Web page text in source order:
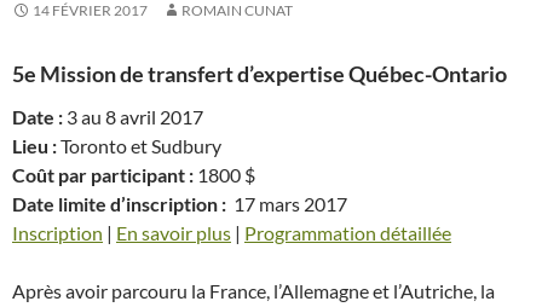
14 FÉVRIER 2017 ROMAIN CUNAT
5e Mission de transfert d’expertise Québec-Ontario
Date : 3 au 8 avril 2017
Lieu :Toronto et Sudbury
Coût par participant : 1800 $
Date limite d’inscription : 17 mars 2017
Inscription | En savoir plus | Programmation détaillée
Après avoir parcouru la France, l’Allemagne et l’Autriche, la